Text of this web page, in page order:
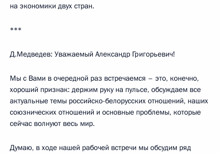
на экономики двух стран.
***
Д.Медведев: Уважаемый Александр Григорьевич!
Мы с Вами в очередной раз встречаемся – это, конечно,
хороший признак: держим руку на пульсе, обсуждаем все
актуальные темы российско-белорусских отношений, наших
союзнических отношений и основные проблемы, которые
сейчас волнуют весь мир.
Думаю, в ходе нашей рабочей встречи мы обсудим ряд